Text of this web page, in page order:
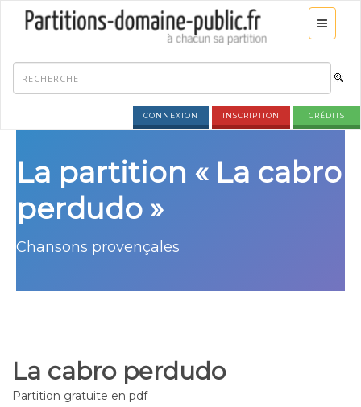
CONNEXION INSCRIPTION CRÉDITS
La partition « La cabro
perdudo »
Chansons provençales
La cabro perdudo
Partition gratuite en pdf